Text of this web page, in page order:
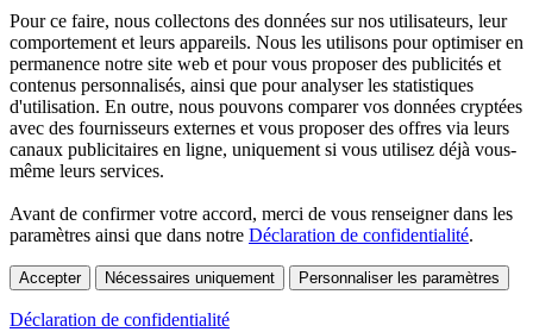
Pour ce faire, nous collectons des données sur nos utilisateurs, leur
comportement et leurs appareils. Nous les utilisons pour optimiser en
permanence notre site web et pour vous proposer des publicités et
contenus personnalisés, ainsi que pour analyser les statistiques
d'utilisation. En outre, nous pouvons comparer vos données cryptées
avec des fournisseurs externes et vous proposer des offres via leurs
canaux publicitaires en ligne, uniquement si vous utilisez déjà vous-
même leurs services.
Avant de confirmer votre accord, merci de vous renseigner dans les
paramètres ainsi que dans notre Déclaration de confidentialité.
Accepter Nécessaires uniquement Personnaliser les paramètres
Déclaration de confidentialité